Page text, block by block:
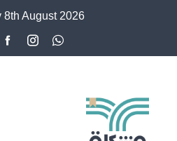
8th August 2026